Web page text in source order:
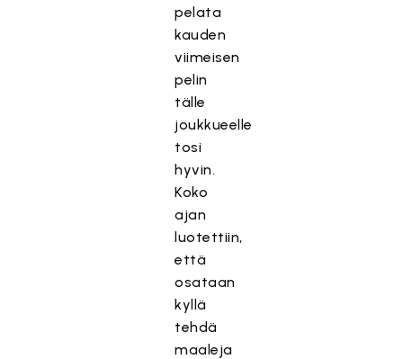
pelata
kauden
viimeisen
pelin
tälle
joukkueelle
tosi
hyvin.
Koko
ajan
luotettiin,
että
osataan
kyllä
tehdä
maaleja